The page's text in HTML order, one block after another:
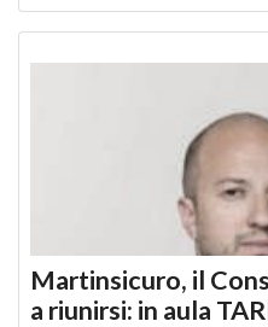
Martinsicuro, il
a riunirsi: in aula